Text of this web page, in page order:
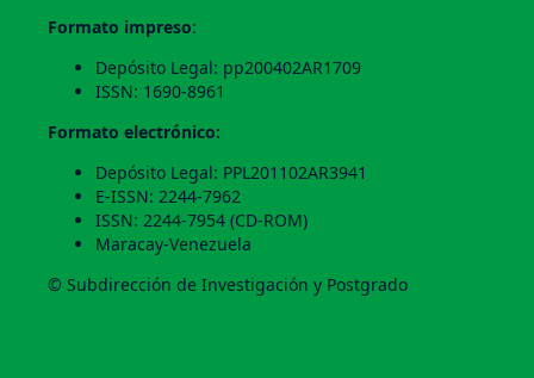
Formato impreso:
Depósito Legal: pp200402AR1709
ISSN: 1690-8961
Formato electrónico:
Depósito Legal: PPL201102AR3941
E-ISSN: 2244-7962
ISSN: 2244-7954 (CD-ROM)
Maracay-Venezuela
© Subdirección de Investigación y Postgrado